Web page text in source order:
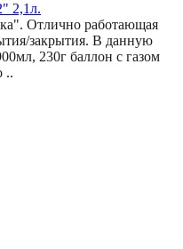
2,1л.
Отлично работающая
закрытия. В данную
230г баллон с газом
..